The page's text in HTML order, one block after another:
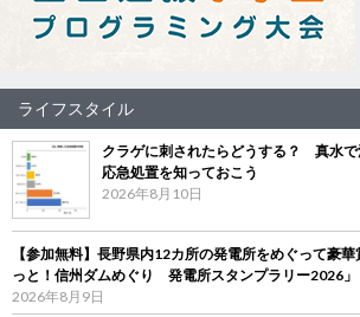
ライフスタイル
クラゲに刺されたらどうする？ 真水
応急処置を知っておこう
2026年8月10日
【参加無料】長野県内12カ所の発電所をめぐって豪
っと！信州ダムめぐり 発電所スタンプラリー2026」
2026年8月9日